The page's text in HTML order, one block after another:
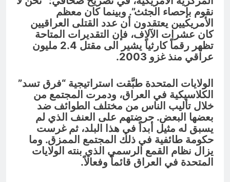
نقوم بإحصاء الجثث”. وبينما كان معظم
الأمريكيين يعتقدون أن عدد القتلى العراقيين
كان عشرات الآلاف، فإن التقديرات المتاحة
تظهر رقماً كارثياً يشير الى مقتل 2.4 مليون
عراقي منذ غزو 2003.
الولايات المتحدة طبَّقت استراتيجية “فرق تسد”
الكلاسيكية في العراق، ودمرت المجتمع من
خلال تأليب الناس من مختلف الطوائف ضد
بعضها البعض. حرضتهم على العنف الذي لم
يسبق له مثيل أبداً في هذا البلد، ثم غرست
حكومة طائفية في ذلك المجتمع الممزق. وما
يزال نظام القمع الرسمي الذي بنته الولايات
المتحدة في العراق قائماً وفعالاً.